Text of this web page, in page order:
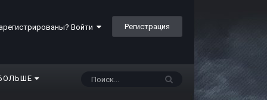
Войти Регистрация